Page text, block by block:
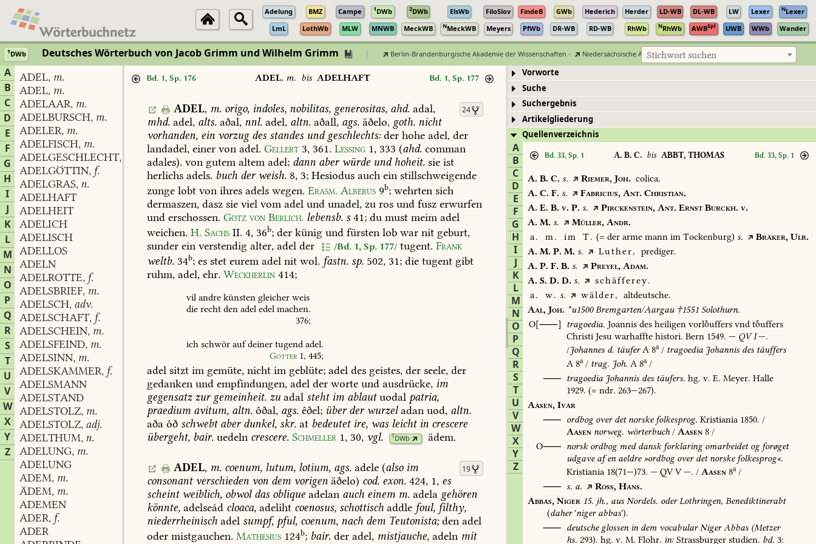
Adelung BMZ Campe 1DWb 2DWb ElsWb FiloSlov FindeB GWb Hederich Herder LD-WB DL-WB LW Lexer NLexer
LmL
LothWb MLW MNWB MeckWB NMeckWB Meyers PfWb DR-WB RD-WB RhWb NRhWb AWBSpl UWB WWb Wander
1DWb Deutsches Wörterbuch von Jacob Grimm und Wilhelm Grimm Berlin-Brandenburgische Akademie der Wissenschaften · Niedersächsische Akademie der Wissenschaften zu Göttingen
Stichwort suchen
A
B
C
D
E
F
G
H
I
J
K
L
M
N
O
P
Q
R
S
T
U
V
W
X
Y
Z
ADEL, m.
ADEL, m.
ADELAAR, m.
ADELBURSCH, m.
ADELER, m.
ADELFISCH, m.
ADELGESCHLECHT,
ADELGÖTTIN, f.
ADELGRAS, n.
ADELHAFT
ADELHEIT
ADELICH
ADELISCH
ADELLOS
ADELN
ADELROTTE, f.
ADELSBRIEF, m.
ADELSCH, adv.
ADELSCHAFT, f.
ADELSCHEIN, m.
ADELSFEIND, m.
ADELSINN, m.
ADELSKAMMER, f.
ADELSMANN
ADELSTAND
ADELSTOLZ, m.
ADELSTOLZ, adj.
ADELTHUM, n.
ADELUNG, m.
ADELUNG
ADEM, m.
ÄDEM, m.
ADEMEN
ADER, f.
ADER
Bd. 1, Sp. 176 ADEL, m. bis ADELHAFT Bd. 1, Sp. 177
24
ADEL, m. origo,indoles,nobilitas,generositas,ahd.adal,
mhd. adel, alts. aðal, nnl. adel, altn. aðall, ags. äðelo, goth. nicht
vorhanden, ein vorzugdes standes undgeschlechts:der hohe adel, der
landadel, einer von adel. Gellert 3, 361. Lessing 1, 333 (ahd. comman
adales). von gutem altem adel; dann aberwürde undhoheit. sie ist
herlichs adels. buch der weish. 8, 3; Hesiodus auch ein stillschweigende
zunge lobt von ihres adels wegen. Erasm. Alberus 9b; wehrten sich
dermaszen, dasz sie viel vom adel und unadel, zu ros und fusz erwurfen
und erschossen. Götz von Berlich. lebensb. s 41; du must meim adel
weichen. H. Sachs II. 4, 36b; der künig und fürsten lob war nit geburt,
sunder ein verstendig alter, adel der /Bd. 1, Sp. 177/ tugent. Frank
weltb. 34b; es stet eurem adel nit wol. fastn. sp. 502, 31; die tugent gibt
ruhm, adel, ehr. Weckherlin 414;
vil andre künsten gleicher weis
die recht den adel edel machen.
376;
ich schwör aufdeiner tugend adel.
Gotter 1, 445;
adel sitzt im gemüte, nicht im geblüte; adel des geistes, der seele, der
gedanken und empfindungen, adel der worte und ausdrücke, im
gegensatzzurgemeinheit. zu adal stehtim ablautuodal patria,
praedium avitum, altn. ôðal, ags. êðel; überderwurzeladan uod, altn.
aða ôð schwebtaberdunkel, skr. at bedeutetire, was leichtin crescere
übergeht, bair. uedeln crescere. Schmeller 1, 30, vgl. 1DWb ädem.
19
ADEL, m. coenum,lutum,lotium,ags.adele(alsoim
consonantverschieden von dem vorigen äðelo) cod. exon. 424, 1, es
scheintweiblich, obwoldas oblique adelan auch einem m. adela gehören
könnte, adelseád cloaca, adeliht coenosus, schottisch addle foul, filthy,
niederrheinisch adel sumpf, pful, coenum, nach dem Teutonista;den adel
oder mistgauchen. Mathesius 124b; bair. der adel, mistjauche, adeln mit
Vorworte
Suche
Suchergebnis
Artikelgliederung
Quellenverzeichnis
A
B
C
D
E
F
G
H
I
J
K
L
M
N
O
P
Q
R
S
T
U
V
W
X
Y
Z
Bd. 33, Sp. 1 A. B. C. bis ABBT, THOMAS Bd. 33, Sp. 1
A. B. C. s. Riemer, Joh. colica.
A. C. F. s. Fabricius, Ant. Christian.
A. E. B. v. P. s. Pirckenstein, Ant. ErnstBurckh. v.
A. M. s. Müller, Andr.
a.
m. im T. (= der arme mann im Tockenburg) s. Bräker, Ulr.
A. M. P. M. s. Luther,
prediger.
A. P. F. B. s. Preyel, Adam.
A. S. D. D. s.
schäfferey.
a.
w. s. wälder,
altdeutsche.
Aal, Joh. *u1500Bremgarten/Aargau†1551 Solothurn.
O[⸺]
tragoedia. Joannis des heiligen vorluffers vnd tuffers
Christi Jesu warhaffte histori. Bern 1549. — QVI—.
/Johannes d. täuferA 8a/ tragoedia Johannis des täuffers
A 8a/ trag. Joh. A 8a/
⸺ tragoedia Johannis des täufers. hg. v. E. Meyer. Halle
1929. (= ndr. 263—267).
Aasen, Ivar
⸺ ordbogoverdetnorskefolkesprog. Kristiania 1850. /
Aasen norweg. wörterbuch/ Aasen 8 /
O⸺ norskordbogmeddanskforklaringomarbeidetogforøget
udgaveafenaeldre»ordbogoverdetnorskefolkesprog«.
Kristiania 18(71—)73. — QVV—. / Aasen 8a/
⸺ s. a. Ross, Hans.
Abbas, Niger 15. jh., aus Nordels. oderLothringen, Benediktinerabt
(daher'nigerabbas').
⸺ deutscheglossenindem vocabularNigerAbbas (Metzer
hs. 293). hg. v. M. Flohr. in: Strassburger studien. bd. 3: